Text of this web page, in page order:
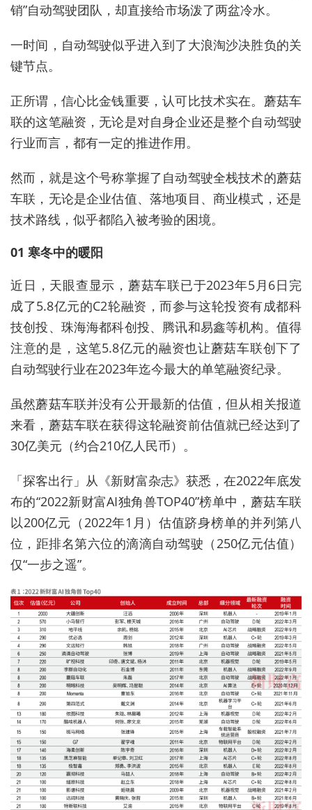
销”自动驾驶团队，却直接给市场泼了两盆冷水。
一时间，自动驾驶似乎进入到了大浪淘沙决胜负的关
键节点。
正所谓，信心比金钱重要，认可比技术实在。蘑菇车
联的这笔融资，无论是对自身企业还是整个自动驾驶
行业而言，都有一定的推进作用。
然而，就是这个号称掌握了自动驾驶全栈技术的蘑菇
车联，无论是企业估值、落地项目、商业模式，还是
技术路线，似乎都陷入被考验的困境。
01 寒冬中的暖阳
近日，天眼查显示，蘑菇车联已于2023年5月6日完
成了5.8亿元的C2轮融资，而参与这轮投资有成都科
技创投、珠海海都科创投、腾讯和易鑫等机构。值得
注意的是，这笔5.8亿元的融资也让蘑菇车联创下了
自动驾驶行业在2023年迄今最大的单笔融资纪录。
虽然蘑菇车联并没有公开最新的估值，但从相关报道
来看，蘑菇车联在获得这轮融资前估值就已经达到了
30亿美元（约合210亿人民币）。
「探客出行」从《新财富杂志》获悉，在2022年底发
布的“2022新财富AI独角兽TOP40”榜单中，蘑菇车联
以200亿元（2022年1月）估值跻身榜单的并列第八
位，距排名第六位的滴滴自动驾驶（250亿元估值）
仅“一步之遥”。